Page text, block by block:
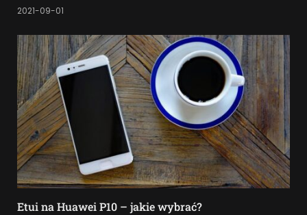
2021-09-01
Etui na Huawei P10 – jakie wybrać?